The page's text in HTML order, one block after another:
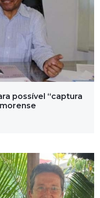
possível “captura